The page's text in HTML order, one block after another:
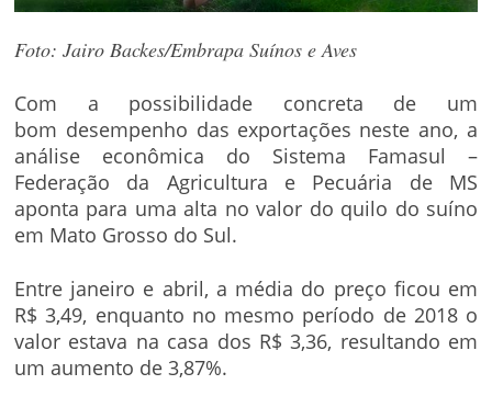
Foto: Jairo Backes/Embrapa Suínos e Aves
Com a possibilidade concreta de um
bom desempenho das exportações neste ano, a
análise econômica do Sistema Famasul –
Federação da Agricultura e Pecuária de MS
aponta para uma alta no valor do quilo do suíno
em Mato Grosso do Sul.
Entre janeiro e abril, a média do preço ficou em
R$ 3,49, enquanto no mesmo período de 2018 o
valor estava na casa dos R$ 3,36, resultando em
um aumento de 3,87%.